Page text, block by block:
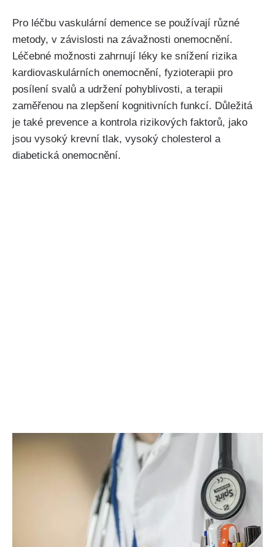
Pro léčbu vaskulární demence se používají různé
metody, v závislosti na závažnosti onemocnění.
Léčebné možnosti zahrnují léky ke snížení rizika
kardiovaskulárních onemocnění, fyzioterapii pro
posílení svalů a udržení pohyblivosti, a terapii
zaměřenou na zlepšení kognitivních funkcí. Důležitá
je také prevence a kontrola rizikových faktorů, jako
jsou vysoký krevní tlak, vysoký cholesterol a
diabetická onemocnění.